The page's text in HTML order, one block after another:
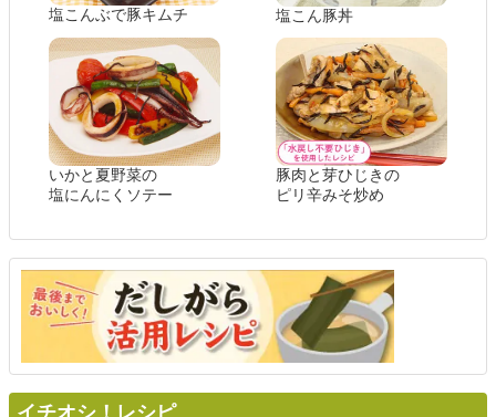
塩こんぶで豚キムチ 塩こん豚丼
いかと夏野菜の
塩にんにくソテー
豚肉と芽ひじきの
ピリ辛みそ炒め